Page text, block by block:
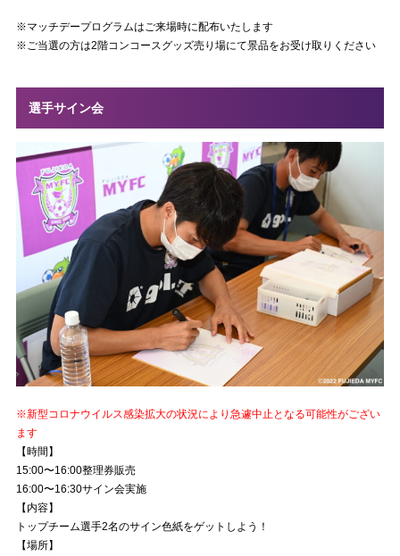
※マッチデープログラムはご来場時に配布いたします
※ご当選の方は2階コンコースグッズ売り場にて景品をお受け取りください
選手サイン会
※新型コロナウイルス感染拡大の状況により急遽中止となる可能性がござい
ます
【時間】
15:00〜16:00整理券販売
16:00〜16:30サイン会実施
【内容】
トップチーム選手2名のサイン色紙をゲットしよう！
【場所】